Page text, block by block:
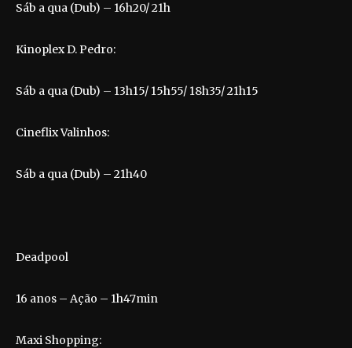
Sáb a qua (Dub) – 16h20/ 21h
Kinoplex D. Pedro:
Sáb a qua (Dub) – 13h15/ 15h55/ 18h35/ 21h15
Cineflix Valinhos:
Sáb a qua (Dub) – 21h40
Deadpool
16 anos – Ação – 1h47min
Maxi Shopping: